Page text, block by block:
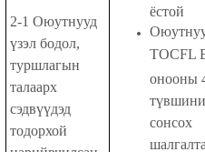
2-1 Оюутнууд
үзэл бодол,
туршлагын
талаарх
сэдвүүдэд
тодорхой
ёстой
TOCFL
онооны
сонсох